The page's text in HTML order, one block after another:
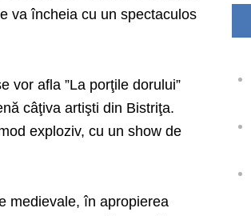
va încheia cu un spectaculos
vor afla ”La porţile dorului”
câţiva artişti din Bistriţa.
exploziv, cu un show de
medievale, în apropierea